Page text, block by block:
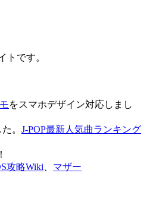
トです。
をスマホデザイン対応しまし
。 J-POP最新人気曲ランキング
攻略Wiki
マザー